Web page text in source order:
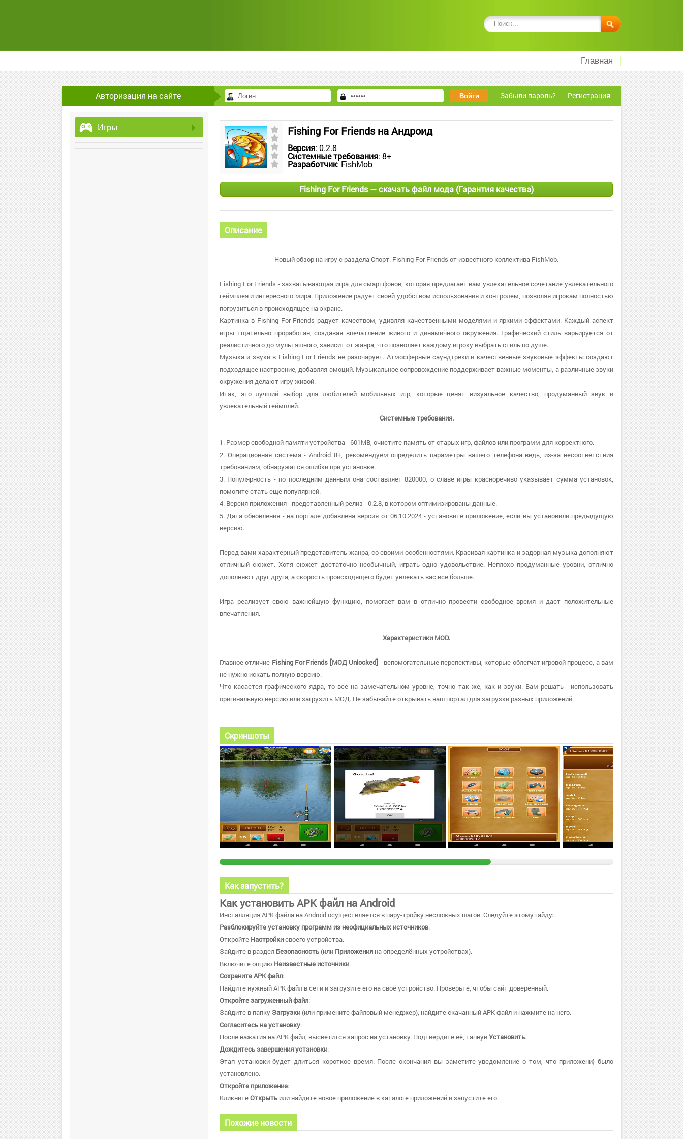
Главная
Авторизация на сайте Забыли пароль? Регистрация
Игры Fishing For Friends на Андроид
Версия: 0.2.8
Системные требования: 8+
Разработчик: FishMob
Fishing For Friends — скачать файл мода (Гарантия качества)
Описание
Новый обзор на игру с раздела Спорт. Fishing For Friends от известного коллектива FishMob.
Fishing For Friends - захватывающая игра для смартфонов, которая предлагает вам увлекательное сочетание увлекательного
геймплея и интересного мира. Приложение радует своей удобством использования и контролем, позволяя игрокам полностью
погрузиться в происходящее на экране.
Картинка в Fishing For Friends радует качеством, удивляя качественными моделями и яркими эффектами. Каждый аспект
игры тщательно проработан, создавая впечатление живого и динамичного окружения. Графический стиль варьируется от
реалистичного до мультяшного, зависит от жанра, что позволяет каждому игроку выбрать стиль по душе.
Музыка и звуки в Fishing For Friends не разочарует. Атмосферные саундтреки и качественные звуковые эффекты создают
подходящее настроение, добавляя эмоций. Музыкальное сопровождение поддерживает важные моменты, а различные звуки
окружения делают игру живой.
Итак, это лучший выбор для любителей мобильных игр, которые ценят визуальное качество, продуманный звук и
увлекательный геймплей.
Системные требования.
1. Размер свободной памяти устройства - 601MB, очистите память от старых игр, файлов или программ для корректного.
2. Операционная система - Android 8+, рекомендуем определить параметры вашего телефона ведь, из-за несоответствия
требованиям, обнаружатся ошибки при установке.
3. Популярность - по последним данным она составляет 820000, о cлаве игры красноречиво указывает сумма установок,
помогите стать еще популярней.
4. Версия приложения - представленный релиз - 0.2.8, в котором оптимизированы данные.
5. Дата обновления - на портале добавлена версия от 06.10.2024 - установите приложение, если вы установили предыдущую
версию.
Перед вами характерный представитель жанра, со своими особенностями. Красивая картинка и задорная музыка дополняют
отличный сюжет. Хотя сюжет достаточно необычный, играть одно удовольствие. Неплохо продуманные уровни, отлично
дополняют друг друга, а скорость происходящего будет увлекать вас все больше.
Игра реализует свою важнейшую функцию, помогает вам в отлично провести свободное время и даст положительные
впечатления.
Характеристики MOD.
Главное отличие Fishing For Friends [МОД Unlocked] - вспомогательные перспективы, которые облегчат игровой процесс, а вам
не нужно искать полную версию.
Что касается графического ядра, то все на замечательном уровне, точно так же, как и звуки. Вам решать - использовать
оригинальную версию или загрузить МОД. Не забывайте открывать наш портал для загрузки разных приложений.
Скриншоты
Как запустить?
Как установить APK файл на Android
Инсталляция APK файла на Android осуществляется в пару-тройку несложных шагов. Следуйте этому гайду:
Разблокируйте установку программ из неофициальных источников:
Откройте Настройкисвоего устройства.
Зайдите в раздел Безопасность (или Приложения на определённых устройствах).
Включите опцию Неизвестные источники.
Сохраните APK файл:
Найдите нужный APK файл в сети и загрузите его на своё устройство. Проверьте, чтобы сайт доверенный.
Откройте загруженный файл:
Зайдите в папкуЗагрузки (или примените файловый менеджер), найдите скачанный APK файл и нажмите на него.
Согласитесь на установку:
После нажатия на APK файл, высветится запрос на установку. Подтвердите её, тапнувУстановить.
Дождитесь завершения установки:
Этап установки будет длиться короткое время. После окончания вы заметите уведомление о том, что приложени} было
установлено.
Откройте приложение:
КликнитеОткрыть или найдите новое приложение в каталоге приложений и запустите его.
Похожие новости